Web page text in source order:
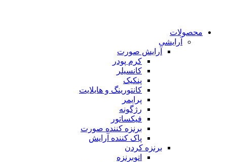
محصولات
آرایشی
آرایش صورت
کرم پودر
کانسیلر
پنکیک
کانتورینگ و هایلایت
پرایمر
رژگونه
فیکساتور
برنزه کننده صورت
پاک کننده آرایش
برنزه کردن
اتوبرنزه